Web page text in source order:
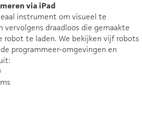
via iPad
instrument om visueel te
vervolgens draadloos die gemaakte
robot te laden. We bekijken vijf robots
programmeer-omgevingen en